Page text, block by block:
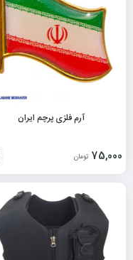
آرم فلزی پرچم ایران
75,000 تومان